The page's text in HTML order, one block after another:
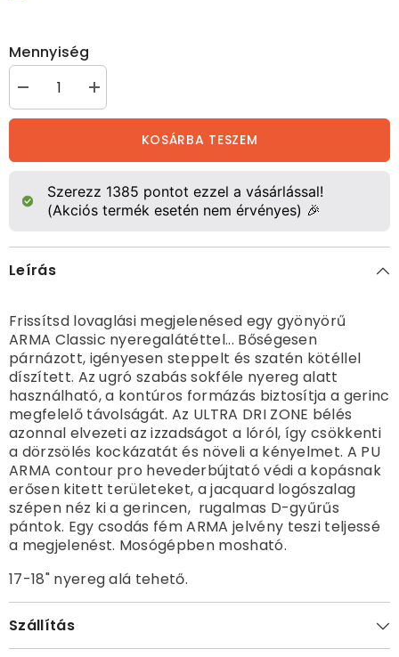
Mennyiség
&quot;Classic
Jump&quot;
nyeregalátét
&quot;Classic
Jump&quot;
nyeregalátét
mennyiségénekKOSÁRBA TESZEM
Szerezz 1385 pontot ezzel a vásárlással!
(Akciós termék esetén nem érvényes) 🎉
Leírás
Frissítsd lovaglási megjelenésed egy gyönyörű
ARMA Classic nyeregalátéttel... Bőségesen
párnázott, igényesen steppelt és szatén kötéllel
díszített. Az ugró szabás sokféle nyereg alatt
használható, a kontúros formázás biztosítja a gerinc
megfelelő távolságát. Az ULTRA DRI ZONE bélés
azonnal elvezeti az izzadságot a lóról, így csökkenti
a dörzsölés kockázatát és növeli a kényelmet. A PU
ARMA contour pro hevederbújtató védi a kopásnak
erősen kitett területeket, a jacquard logószalag
szépen néz ki a gerincen, rugalmas D-gyűrűs
pántok. Egy csodás fém ARMA jelvény teszi teljessé
a megjelenést. Mosógépben mosható.
17-18" nyereg alá tehető.
Szállítás